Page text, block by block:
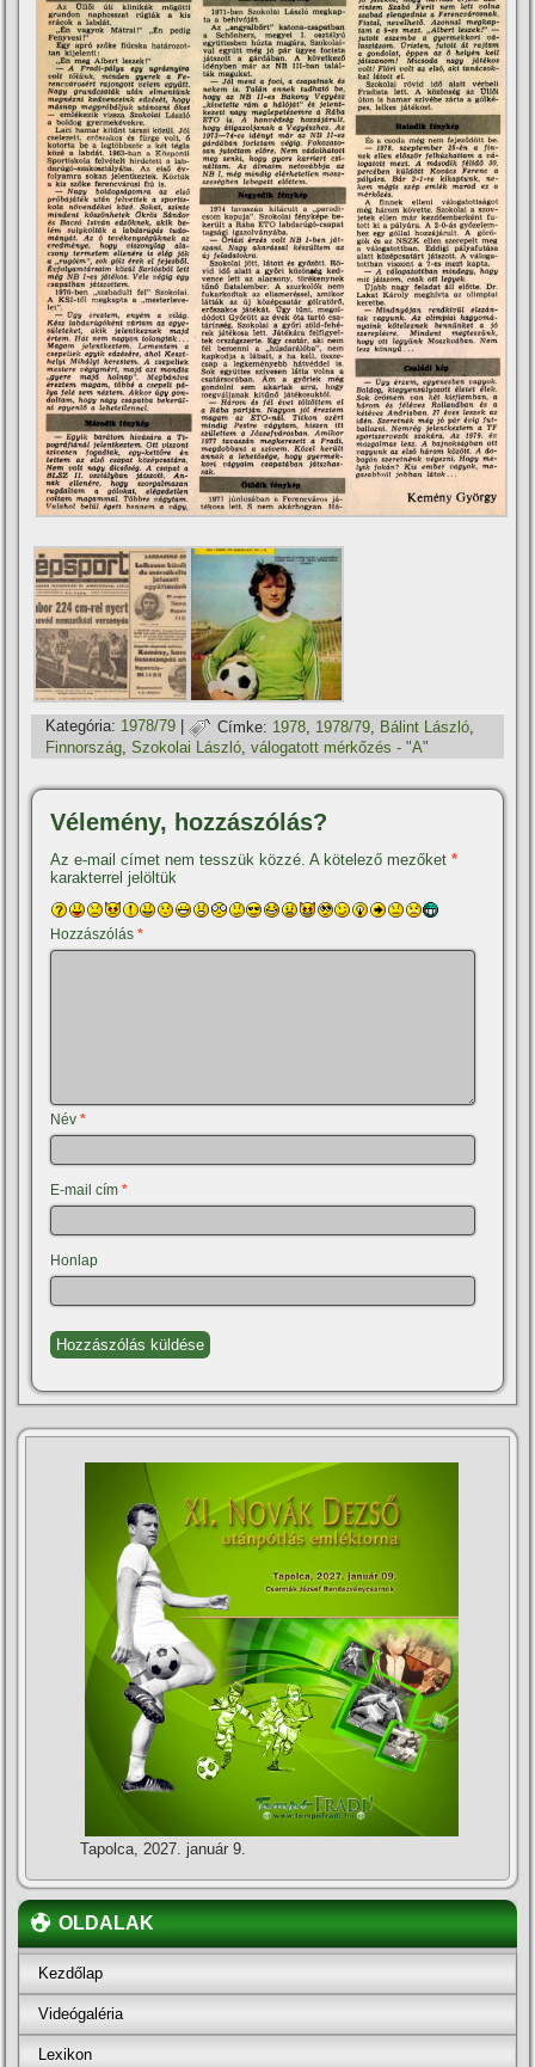
Kategória: 1978/79 | Címke: 1978 1978/79 Bálint László
Finnország ,Szokolai László ,válogatott mérkőzés - "A"
Vélemény, hozzászólás?
Az e-mail címet nem tesszük közzé. A kötelező mezőket*
karakterrel jelöltük
Hozzászólás*
Név*
E-mail cím*
Honlap
Tapolca, 2027. január 9.
OLDALAK
Kezdőlap
Videógaléria
Lexikon